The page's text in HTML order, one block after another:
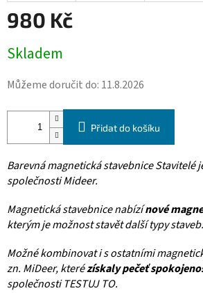
980 Kč
cena:
Skladem
Můžeme doručit do: 11.8.2026
Přidat do košíku
Barevná magnetická stavebnice Stavitelé
společnosti Mideer.
Magnetická stavebnice nabízínové
kterým je možnost stavět další typy staveb.
Možné kombinovat i s ostatními
zn. MiDeer, kterézískaly pečeť
společnosti TESTUJ TO.